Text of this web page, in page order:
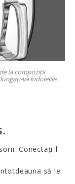
la compoziții
vă îndoielile.
Conectați-l
să le